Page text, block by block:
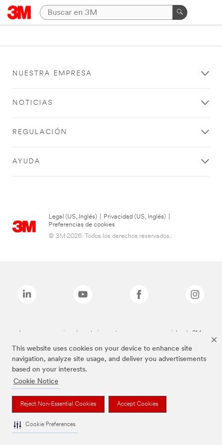
This website uses cookies on your device to enhance site
navigation, analyze site usage, and deliver you advertisements
based on your interests.
Cookie Notice
Reject Non-Essential Cookies Accept Cookies
Cookie Preferences
NUESTRA EMPRESA
NOTICIAS
REGULACIÓN
AYUDA
Legal (US, Inglés) Privacidad (US, Inglés)
Preferencias de cookies
© 3M 2026. Todos los derechos reservados..
Las marcas mencionadas anteriormente son marcas comerciales de 3M.